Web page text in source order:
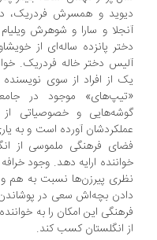
و همسرش فردریک، دورتی
و سارا و شوهرش ویلیام و
پانزده ساله‌ای از
دختر خاله فردریک.
از افراد از سوی نویسنده
موجود در جامعه
و خصوصیاتی از
آورده است و به یاری
فرهنگی ملموسی از
ارایه دهد. وجود خرافه
پیرزن‌ها نسبت به هم و
بچه‌اش سعی در پوشاندن خود
این امکان را به خواننده
انگلستان کسب کند.